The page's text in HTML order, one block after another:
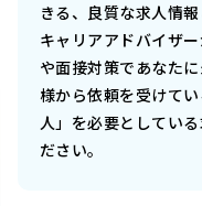
きる、良質な求人情
キャリアアドバイザ
や面接対策であなた
様から依頼を受けて
人」を必要としてい
ださい。